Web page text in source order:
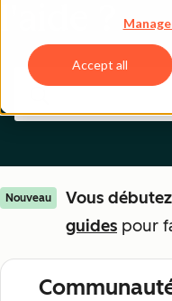
Accept all
Nouveau Vous
guides pour